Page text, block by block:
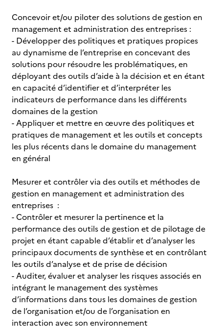
Concevoir et/ou piloter des solutions de gestion en
management et administration des entreprises :
- Développer des politiques et pratiques propices
au dynamisme de l’entreprise en concevant des
solutions pour résoudre les problématiques, en
déployant des outils d’aide à la décision et en étant
en capacité d’identifier et d’interpréter les
indicateurs de performance dans les différents
domaines de la gestion
- Appliquer et mettre en œuvre des politiques et
pratiques de management et les outils et concepts
les plus récents dans le domaine du management
en général
Mesurer et contrôler via des outils et méthodes de
gestion en management et administration des
entreprises :
- Contrôler et mesurer la pertinence et la
performance des outils de gestion et de pilotage de
projet en étant capable d’établir et d’analyser les
principaux documents de synthèse et en contrôlant
les outils d’analyse et de prise de décision
- Auditer, évaluer et analyser les risques associés en
intégrant le management des systèmes
d’informations dans tous les domaines de gestion
de l’organisation et/ou de l’organisation en
interaction avec son environnement